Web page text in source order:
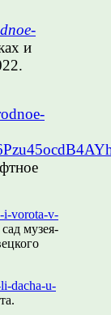
и
i-vorota-v-
музея-
dacha-u-